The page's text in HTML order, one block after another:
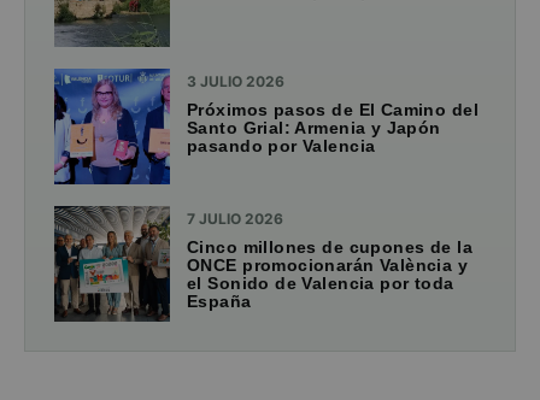
3 JULIO 2026
Próximos pasos de El Camino del
Santo Grial: Armenia y Japón
pasando por Valencia
7 JULIO 2026
Cinco millones de cupones de la
ONCE promocionarán València y
el Sonido de Valencia por toda
España